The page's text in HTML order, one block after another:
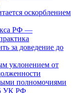
оскорблением
РФ —
за доведение до
уклонением от
полномочиями
УК РФ